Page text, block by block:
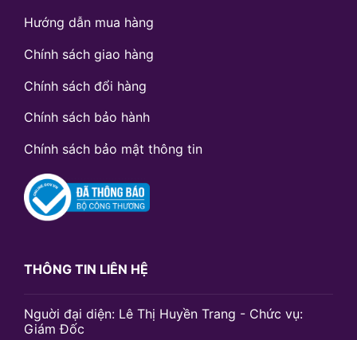
Hướng dẫn mua hàng
Chính sách giao hàng
Chính sách đổi hàng
Chính sách bảo hành
Chính sách bảo mật thông tin
THÔNG TIN LIÊN HỆ
Nguời đại diện: Lê Thị Huyền Trang - Chức vụ:
Giám Đốc